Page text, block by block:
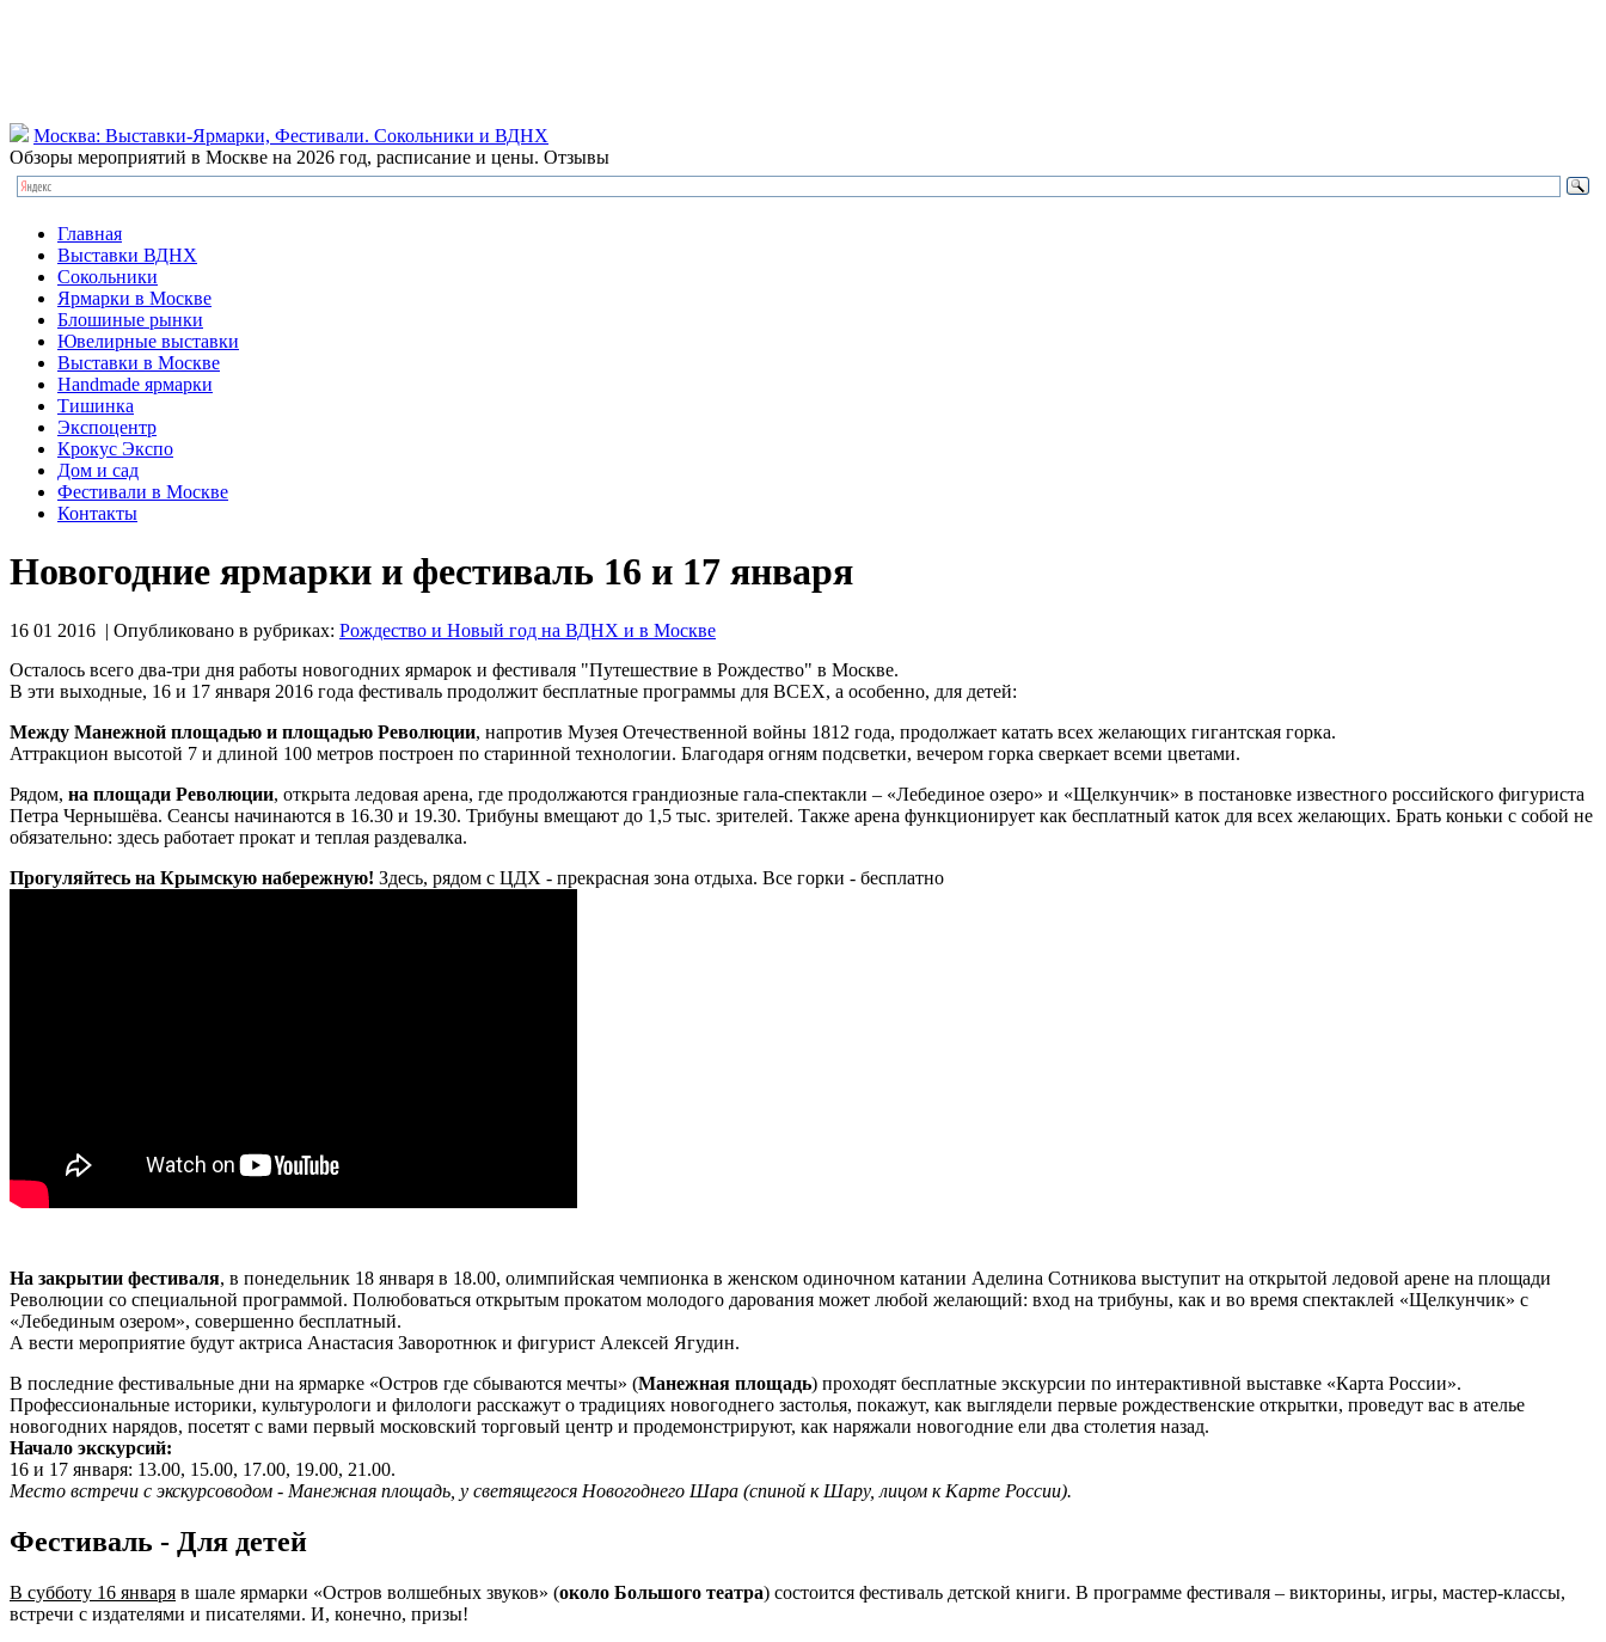
Москва: Выставки-Ярмарки, Фестивали. Сокольники и ВДНХ
Обзоры мероприятий в Москве на 2026 год, расписание и цены. Отзывы
Главная
Выставки ВДНХ
Сокольники
Ярмарки в Москве
Блошиные рынки
Ювелирные выставки
Выставки в Москве
Handmade ярмарки
Тишинка
Экспоцентр
Крокус Экспо
Дом и сад
Фестивали в Москве
Контакты
Новогодние ярмарки и фестиваль 16 и 17 января
16 01 2016 | Опубликовано в рубриках: Рождество и Новый год на ВДНХ и в Москве
Осталось всего два-три дня работы новогодних ярмарок и фестиваля "Путешествие в Рождество" в Москве.
В эти выходные, 16 и 17 января 2016 года фестиваль продолжит бесплатные программы для ВСЕХ, а особенно, для детей:
Между Манежной площадью и площадью Революции, напротив Музея Отечественной войны 1812 года, продолжает катать всех желающих гигантская горка.
Аттракцион высотой 7 и длиной 100 метров построен по старинной технологии. Благодаря огням подсветки, вечером горка сверкает всеми цветами.
Рядом, на площади Революции, открыта ледовая арена, где продолжаются грандиозные гала-спектакли – «Лебединое озеро» и «Щелкунчик» в постановке известного российского фигуриста
Петра Чернышёва. Сеансы начинаются в 16.30 и 19.30. Трибуны вмещают до 1,5 тыс. зрителей. Также арена функционирует как бесплатный каток для всех желающих. Брать коньки с собой не
обязательно: здесь работает прокат и теплая раздевалка.
Прогуляйтесь на Крымскую набережную! Здесь, рядом с ЦДХ - прекрасная зона отдыха. Все горки - бесплатно
На закрытии фестиваля, в понедельник 18 января в 18.00, олимпийская чемпионка в женском одиночном катании Аделина Сотникова выступит на открытой ледовой арене на площади
Революции со специальной программой. Полюбоваться открытым прокатом молодого дарования может любой желающий: вход на трибуны, как и во время спектаклей «Щелкунчик» с
«Лебединым озером», совершенно бесплатный.
А вести мероприятие будут актриса Анастасия Заворотнюк и фигурист Алексей Ягудин.
В последние фестивальные дни на ярмарке «Остров где сбываются мечты» (Манежная площадь) проходят бесплатные экскурсии по интерактивной выставке «Карта России».
Профессиональные историки, культурологи и филологи расскажут о традициях новогоднего застолья, покажут, как выглядели первые рождественские открытки, проведут вас в ателье
новогодних нарядов, посетят с вами первый московский торговый центр и продемонстрируют, как наряжали новогодние ели два столетия назад.
Начало экскурсий:
16 и 17 января: 13.00, 15.00, 17.00, 19.00, 21.00.
Место встречи с экскурсоводом - Манежная площадь, у светящегося Новогоднего Шара (спиной к Шару, лицом к Карте России).
Фестиваль - Для детей
В субботу 16 января в шале ярмарки «Остров волшебных звуков» (около Большого театра) состоится фестиваль детской книги. В программе фестиваля – викторины, игры, мастер-классы,
встречи с издателями и писателями. И, конечно, призы!